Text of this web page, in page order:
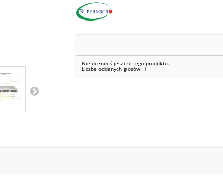
Nie oceniłeś jeszcze tego produktu.
Liczba oddanych głosów: 1